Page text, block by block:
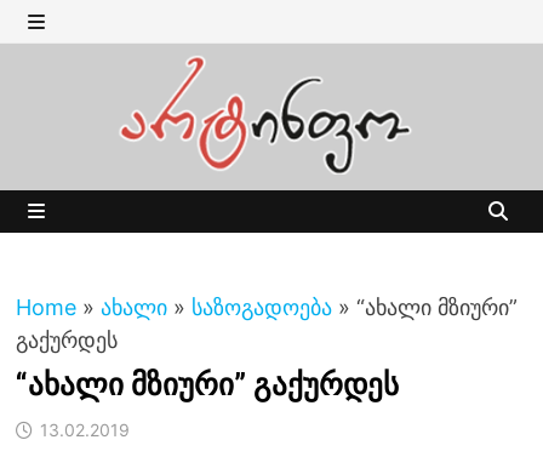
Skip
to MENU
Home » ახალი » საზოგადოება » “ახალი მზიური”
გაქურდეს
“ახალი მზიური” გაქურდეს
13.02.2019